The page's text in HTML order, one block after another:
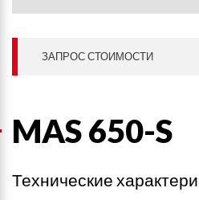
ЗАПРОС СТОИМОСТИ
MAS 650-S
Технические